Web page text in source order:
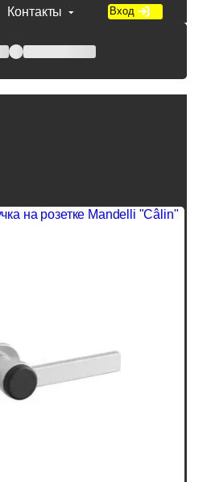
Контакты Вход
на розетке Mandelli "Сâlin"